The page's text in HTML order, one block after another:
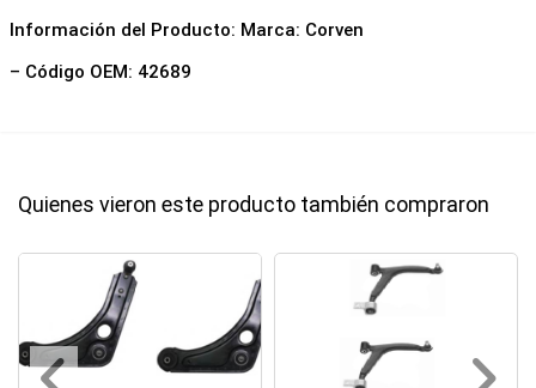
Información del Producto: Marca: Corven
– Código OEM: 42689
Quienes vieron este producto también compraron